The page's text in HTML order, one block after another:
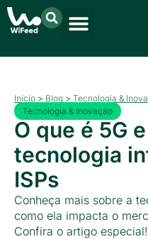
Início > Blog > Tecnologia &
Tecnologia & Inovação
O que é 5G
tecnologia
ISPs
Conheça mais sobre a
como ela impacta o
Confira o artigo especial!